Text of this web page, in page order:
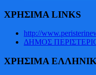
ΧΡΗΣΙΜΑ LINKS
http://
ΔΗΜΟΣ
ΧΡΗΣΙΜΑ